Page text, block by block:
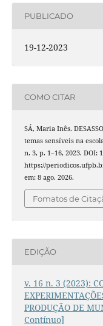
PUBLICADO
19-12-2023
COMO CITAR
SÁ, Maria Inês.
temas sensíveis na
n. 3, p. 1–16, 2023. DOI:
https://
em: 8 ago. 2026.
Fomatos de
EDIÇÃO
v. 16 n. 3 (2023):
PRODUÇÃO DE
Contínuo]